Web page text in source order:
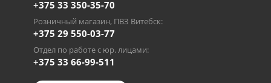
+375 33 350-35-70
Розничный магазин, ПВЗ Витебск:
+375 29 550-03-77
Отдел по работе с юр. лицами:
+375 33 66-99-511